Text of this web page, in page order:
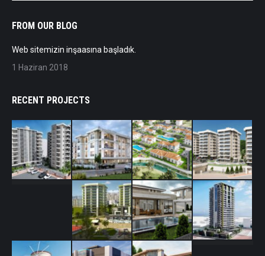
FROM OUR BLOG
Web sitemizin inşaasına başladık.
1 Haziran 2018
RECENT PROJECTS